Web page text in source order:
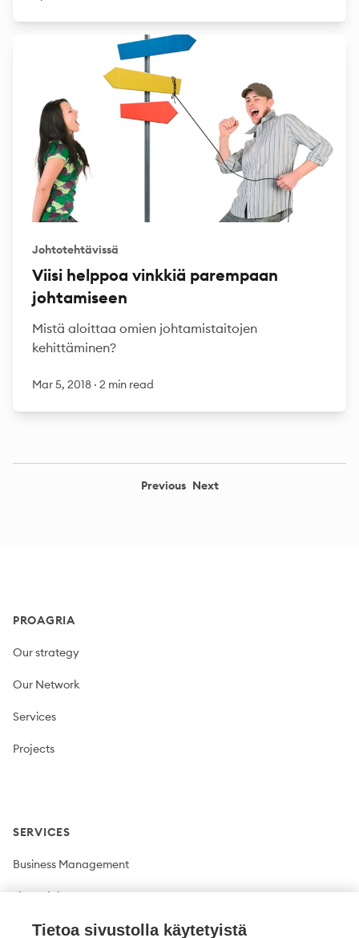
Johtotehtävissä
Viisi helppoa vinkkiä parempaan
johtamiseen
Mistä aloittaa omien johtamistaitojen
kehittäminen?
Mar 5, 2018 · 2 min read
Previous Next
PROAGRIA
Our strategy
Our Network
Services
Projects
SERVICES
Business Management
Financial Management
Plant production
Tietoa sivustolla käytetyistä